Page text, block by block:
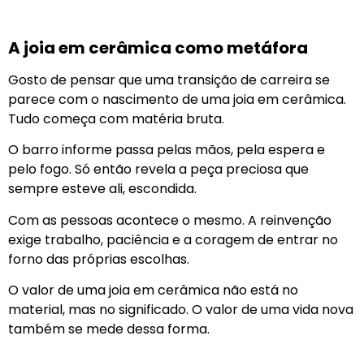
A joia em cerâmica como metáfora
Gosto de pensar que uma transição de carreira se
parece com o nascimento de uma joia em cerâmica.
Tudo começa com matéria bruta.
O barro informe passa pelas mãos, pela espera e
pelo fogo. Só então revela a peça preciosa que
sempre esteve ali, escondida.
Com as pessoas acontece o mesmo. A reinvenção
exige trabalho, paciência e a coragem de entrar no
forno das próprias escolhas.
O valor de uma joia em cerâmica não está no
material, mas no significado. O valor de uma vida nova
também se mede dessa forma.